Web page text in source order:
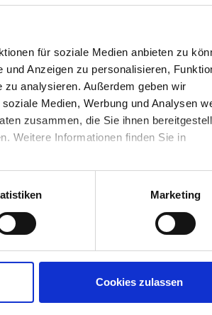
für soziale Medien anbieten zu
Anzeigen zu personalisieren,
analysieren. Außerdem geben wir
Medien, Werbung und Analysen
zusammen, die Sie ihnen
Weitere Informationen finden Sie in
Marketing
Cookies zulassen
hCaptcha vor Spam geschützt. Es